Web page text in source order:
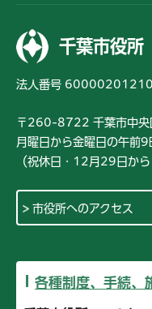
千葉市役所
法人番号
〒260-8722 千葉市中央
月曜日から金曜日の午前
（祝休日・12月29日から
市役所へのアクセス
各種制度、手続、